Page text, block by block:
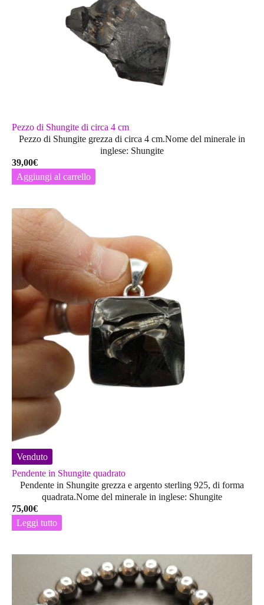
Pezzo di Shungite di circa 4 cm
Pezzo di Shungite grezza di circa 4 cm.Nome del minerale in
inglese: Shungite
39,00€
Aggiungi al carrello
Venduto
Pendente in Shungite quadrato
Pendente in Shungite grezza e argento sterling 925, di forma
quadrata.Nome del minerale in inglese: Shungite
75,00€
Leggi tutto